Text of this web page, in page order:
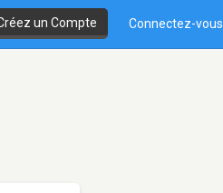
un Compte Connectez-vous